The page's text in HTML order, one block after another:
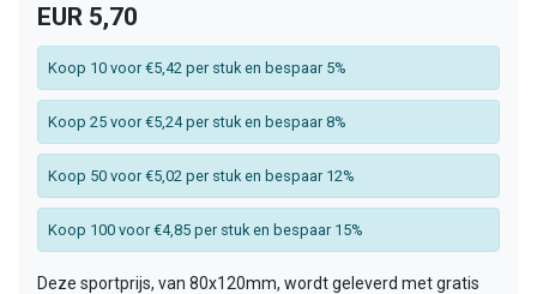
EUR 5,70
Koop 10 voor €5,42 per stuk en bespaar 5%
Koop 25 voor €5,24 per stuk en bespaar 8%
Koop 50 voor €5,02 per stuk en bespaar 12%
Koop 100 voor €4,85 per stuk en bespaar 15%
Deze sportprijs, van 80x120mm, wordt geleverd met gratis